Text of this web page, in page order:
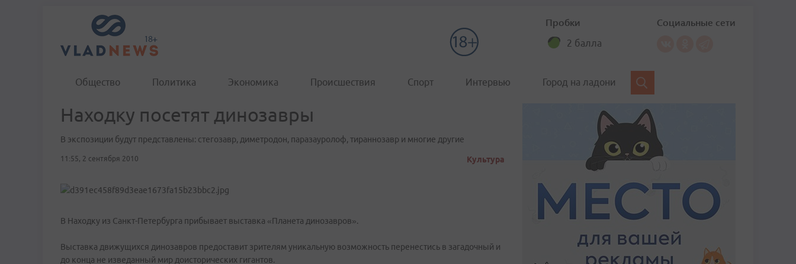
Пробки
2 балла
Социальные сети
Общество Политика Экономика Происшествия Спорт Интервью Город на ладони
Находку посетят динозавры
В экспозиции будут представлены: стегозавр, диметродон, паразауролоф, тираннозавр и многие другие
11:55, 2 сентября 2010 Культура
В Находку из Санкт-Петербурга прибывает выставка «Планета динозавров».
Выставка движущихся динозавров предоставит зрителям уникальную возможность перенестись в загадочный и
до конца не изведанный мир доисторических гигантов.